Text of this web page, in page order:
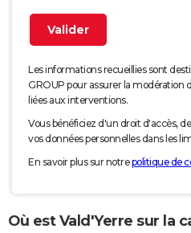
Les informations recueillies sont
GROUP pour assurer la modération
liées aux interventions.
Vous bénéficiez d'un droit d'accès,
vos données personnelles dans les
En savoir plus sur notrepolitique de
Où est Vald'Yerre sur la